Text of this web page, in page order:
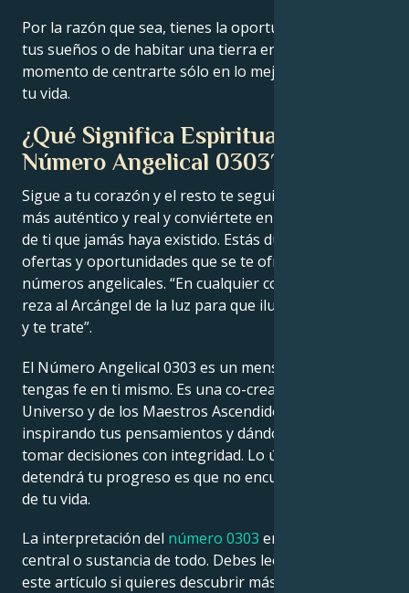
Por la razón que sea, tienes la oportunidad de vivir
tus sueños o de habitar una tierra errante. Es el
momento de centrarte sólo en lo mejor para ti y para
tu vida.
¿Qué Significa Espiritualmente el
Número Angelical 0303?
Sigue a tu corazón y el resto te seguirá. Desde, tu ser
más auténtico y real y conviértete en la mejor versión
de ti que jamás haya existido. Estás durmiendo en las
ofertas y oportunidades que se te ofrecen, si por los
números angelicales. “En cualquier cosa que hagas,
reza al Arcángel de la luz para que ilumine tu camino
y te trate”.
El Número Angelical 0303 es un mensaje para que
tengas fe en ti mismo. Es una co-creación del
Universo y de los Maestros Ascendidos que están
inspirando tus pensamientos y dándote poder para
tomar decisiones con integridad. Lo único que no
detendrá tu progreso es que no encuentres la misión
de tu vida.
La interpretación del número 0303 en el punto
central o sustancia de todo. Debes leer atentamente
este artículo si quieres descubrir más sobre estos